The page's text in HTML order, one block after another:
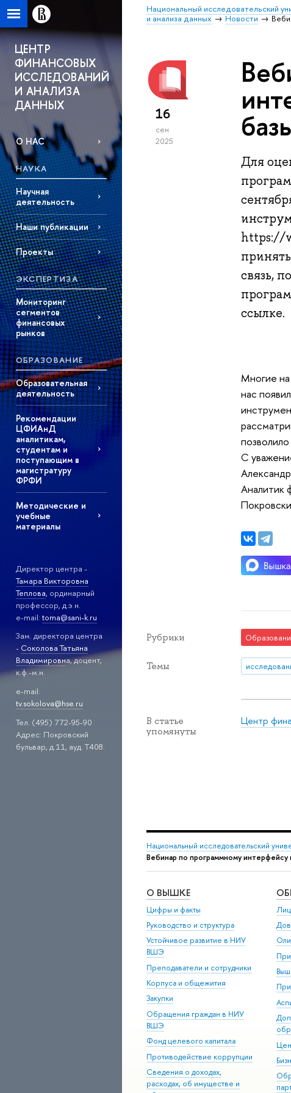
Национальный исследовательский
и анализа данных
Новости
ЦЕНТР
ФИНАНСОВЫХ
ИССЛЕДОВАНИЙ
И АНАЛИЗА
ДАННЫХ
О НАС
НАУКА
Научная
деятельность
Наши публикации
Проекты
ЭКСПЕРТИЗА
Мониторинг
сегментов
финансовых
рынков
ОБРАЗОВАНИЕ
Образовательная
деятельность
Рекомендации
ЦФИАнД
аналитикам,
студентам и
поступающим в
магистратуру
ФРФИ
Методические и
учебные
материалы
Директор центра -
Тамара Викторовна
Теплова, ординарный
профессор, д.э.н.
e-mail: toma@sani-k.ru
Зам. директора центра
- Соколова Татьяна
Владимировна, доцент,
к.ф.-м.н.
e-mail:
tv.sokolova@hse.ru
Тел. (495) 772-95-90
Адрес: Покровский
бульвар, д.11, ауд. Т408.
16
сен
2025
Для
https://
связь,
ссылке.
Многие на
нас
С
Аналитик
Рубрики
Темы
В статье
упомянуты
Центр
Национальный исследовательский
Вебинар по программному
О ВЫШКЕ
Цифры и факты
Руководство и структура
Устойчивое развитие в НИУ
ВШЭ
Преподаватели и сотрудники
Корпуса и общежития
Закупки
Обращения граждан в НИУ
ВШЭ
Фонд целевого капитала
Противодействие коррупции
Сведения о доходах,
расходах, об имуществе и